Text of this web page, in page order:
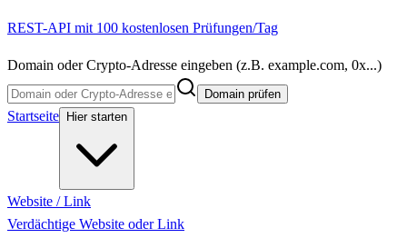
REST-API mit 100 kostenlosen Prüfungen/Tag
Domain oder Crypto-Adresse eingeben (z.B. example.com, 0x...)
Domain prüfen
Startseite Hier starten
Website / Link
Verdächtige Website oder Link